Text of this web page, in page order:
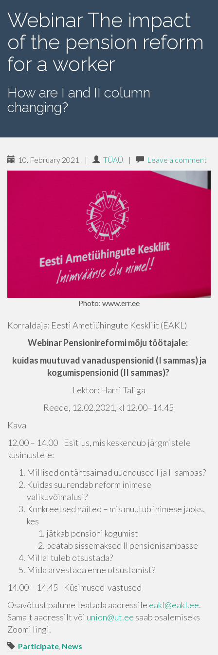
Webinar The impact
of the pension reform
for a worker
How are I and II column
changing?
10. February 2021 | TÜAÜ | Leave a comment
Photo: www.err.ee
Korraldaja: Eesti Ametiühingute Keskliit (EAKL)
Webinar Pensionireformi mõju töötajale:
kuidas muutuvad vanaduspensionid (I sammas) ja
kogumispensionid (II sammas)?
Lektor: Harri Taliga
Reede, 12.02.2021, kl 12.00–14.45
Kava
12.00 – 14.00 Esitlus, mis keskendub järgmistele
küsimustele:
Millised on tähtsaimad uuendused I ja II sambas?
Kuidas suurendab reform inimese
valikuvõimalusi?
Konkreetsed näited – mis muutub inimese jaoks,
kes
jätkab pensioni kogumist
peatab sissemaksed II pensionisambasse
Millal tuleb otsustada?
Mida arvestada enne otsustamist?
14.00 – 14.45 Küsimused-vastused
Osavõtust palume teatada aadressile eakl@eakl.ee.
Samalt aadressilt või union@ut.ee saab osalemiseks
Zoomi lingi.
Participate, News